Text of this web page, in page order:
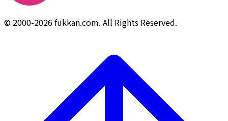
© 2000-2026 fukkan.com. All Rights Reserved.